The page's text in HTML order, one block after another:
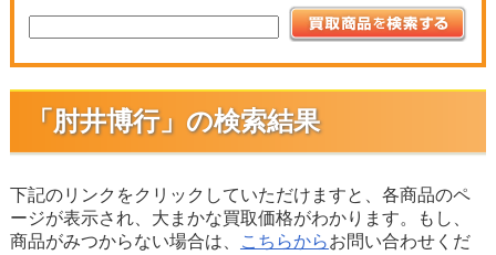
「肘井博行」の検索結果
下記のリンクをクリックしていただけますと、各商品のペ
ージが表示され、大まかな買取価格がわかります。もし、
商品がみつからない場合は、
こちらからお問い合わせくだ